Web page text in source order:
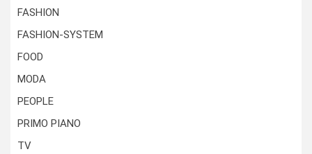
FASHION
FASHION-SYSTEM
FOOD
MODA
PEOPLE
PRIMO PIANO
TV